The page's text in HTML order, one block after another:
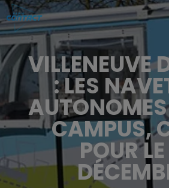
VILLENEUVE
: LES
AUTONOMES
CAMPUS,
POUR LE